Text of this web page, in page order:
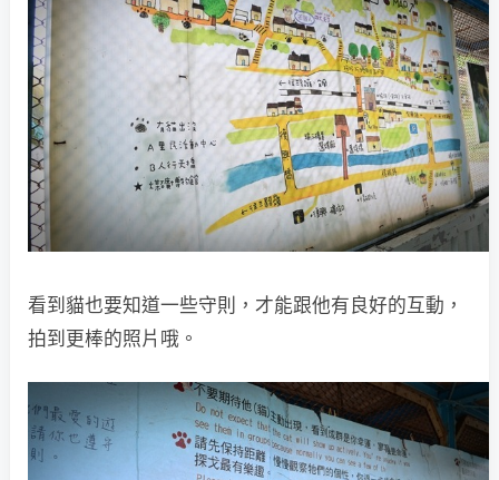
看到貓也要知道一些守則，才能跟他有良好的互動，
拍到更棒的照片哦。